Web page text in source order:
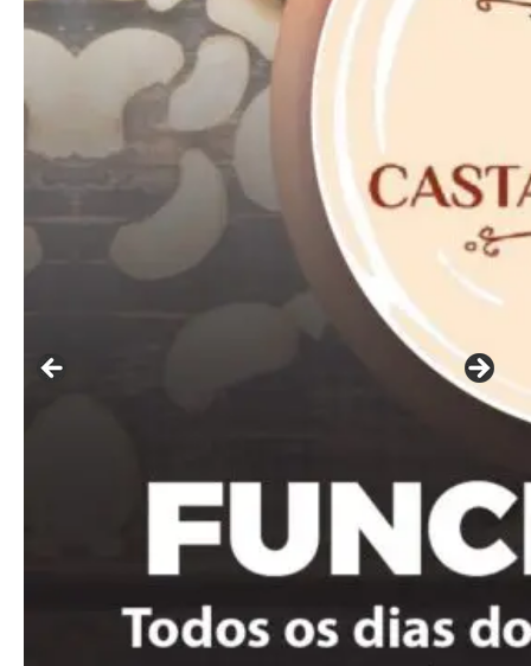
Nullam eu erat condimentum
Donec quis est ac felis
Orci varius natoque dolor